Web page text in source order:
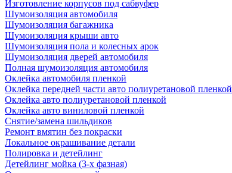
Изготовление корпусов под сабвуфер
Шумоизоляция автомобиля
Шумоизоляция багажника
Шумоизоляция крыши авто
Шумоизоляция пола и колесных арок
Шумоизоляция дверей автомобиля
Полная шумоизоляция автомобиля
Оклейка автомобиля пленкой
Оклейка передней части авто полиуретановой пленкой
Оклейка авто полиуретановой пленкой
Оклейка авто виниловой пленкой
Снятие/замена шильдиков
Ремонт вмятин без покраски
Локальное окрашивание детали
Полировка и детейлинг
Детейлинг мойка (3-х фазная)